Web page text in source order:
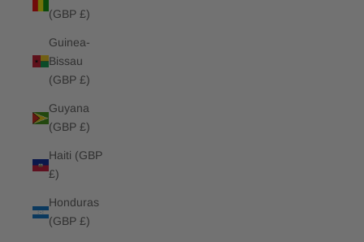
(GBP £)
Guinea-
Bissau
(GBP £)
Guyana
(GBP £)
Haiti (GBP
£)
Honduras
(GBP £)